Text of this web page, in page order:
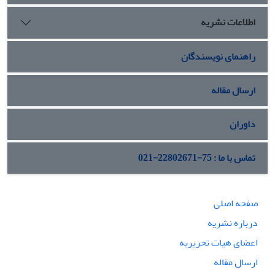
تحلیلی انجام شده است، درستی فرضیه مقاله را تأیید می‏کند.
اطلاعات نشریه
راهنمای نویسندگان
ارسال مقاله
داوران
تماس با ما : 75-22802671-021
صفحه اصلی
درباره نشریه
اعضای هیات تحریریه
ارسال مقاله